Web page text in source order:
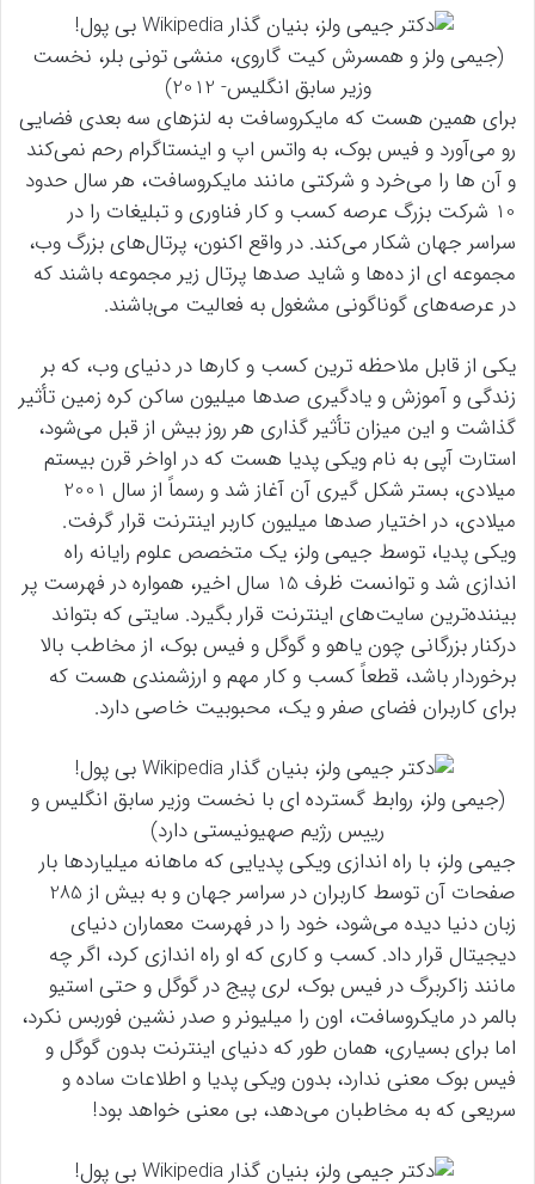
(جیمی ولز و همسرش کیت گاروی، منشی تونی بلر، نخست
وزیر سابق انگلیس- 2012)
برای همین هست که مایکروسافت به لنزهای سه بعدی فضایی
رو می‌آورد و فیس بوک، به واتس اپ و اینستاگرام رحم نمی‌کند
و آن ها را می‌خرد و شرکتی مانند مایکروسافت، هر سال حدود
10 شرکت بزرگ عرصه کسب و کار فناوری و تبلیغات را در
سراسر جهان شکار می‌کند. در واقع اکنون، پرتال‌های بزرگ وب،
مجموعه ای از ده‌ها و شاید صدها پرتال زیر مجموعه باشند که
در عرصه‌های گوناگونی مشغول به فعالیت می‌باشند.
یکی از قابل ملاحظه ترین کسب و کارها در دنیای وب، که بر
زندگی و آموزش و یادگیری صدها میلیون ساکن کره زمین تأثیر
گذاشت و این میزان تأثیر گذاری هر روز بیش از قبل می‌شود،
استارت آپی به نام ویکی پدیا هست که در اواخر قرن بیستم
میلادی، بستر شکل گیری آن آغاز شد و رسماً از سال 2001
میلادی، در اختیار صدها میلیون کاربر اینترنت قرار گرفت.
ویکی پدیا، توسط جیمی ولز، یک متخصص علوم رایانه راه
اندازی شد و توانست ظرف 15 سال اخیر، همواره در فهرست پر
بیننده‌ترین سایت‌های اینترنت قرار بگیرد. سایتی که بتواند
درکنار بزرگانی چون یاهو و گوگل و فیس بوک، از مخاطب بالا
برخوردار باشد، قطعاً کسب و کار مهم و ارزشمندی هست که
برای کاربران فضای صفر و یک، محبوبیت خاصی دارد.
(جیمی ولز، روابط گسترده ای با نخست وزیر سابق انگلیس و
رییس رژیم صهیونیستی دارد)
جیمی ولز، با راه اندازی ویکی پدیایی که ماهانه میلیاردها بار
صفحات آن توسط کاربران در سراسر جهان و به بیش از 285
زبان دنیا دیده می‌شود، خود را در فهرست معماران دنیای
دیجیتال قرار داد. کسب و کاری که او راه اندازی کرد، اگر چه
مانند زاکربرگ در فیس بوک، لری پیج در گوگل و حتی استیو
بالمر در مایکروسافت، اون را میلیونر و صدر نشین فوربس نکرد،
اما برای بسیاری، همان طور که دنیای اینترنت بدون گوگل و
فیس بوک معنی ندارد، بدون ویکی پدیا و اطلاعات ساده و
سریعی که به مخاطبان می‌دهد، بی معنی خواهد بود!